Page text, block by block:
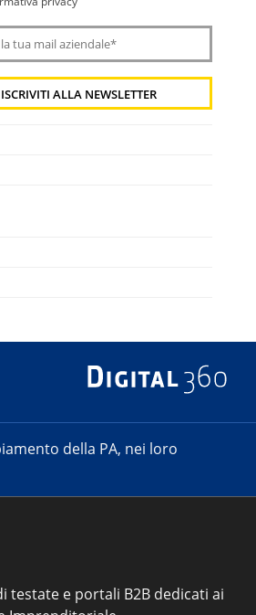
della PA, nei loro
testate e portali B2B dedicati ai